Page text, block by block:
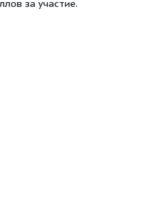
за участие.